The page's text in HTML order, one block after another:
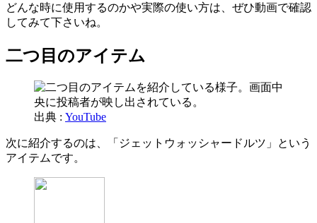
どんな時に使用するのかや実際の使い方は、ぜひ動画で確認
してみて下さいね。
二つ目のアイテム
出典 : YouTube
次に紹介するのは、「ジェットウォッシャードルツ」という
アイテムです。